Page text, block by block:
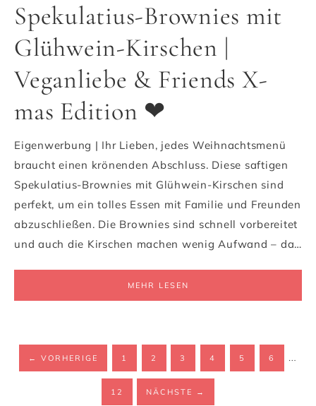
Spekulatius-Brownies mit
Glühwein-Kirschen |
Veganliebe & Friends X-
mas Edition ❤
Eigenwerbung | Ihr Lieben, jedes Weihnachtsmenü
braucht einen krönenden Abschluss. Diese saftigen
Spekulatius-Brownies mit Glühwein-Kirschen sind
perfekt, um ein tolles Essen mit Familie und Freunden
abzuschließen. Die Brownies sind schnell vorbereitet
und auch die Kirschen machen wenig Aufwand – da…
MEHR LESEN
← VORHERIGE 1 2 3 4 5 6 …
12 NÄCHSTE →